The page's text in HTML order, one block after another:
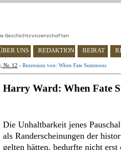
UNS REDAKTION BEIRAT
Nr. 12 - Rezension von: When Fate Summons
Harry Ward: When Fate
Die Unhaltbarkeit jenes
als Randerscheinungen der
gelten hätten, bedurfte nicht